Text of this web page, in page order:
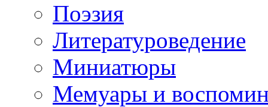
Поэзия
Литературоведение
Миниатюры
Мемуары и